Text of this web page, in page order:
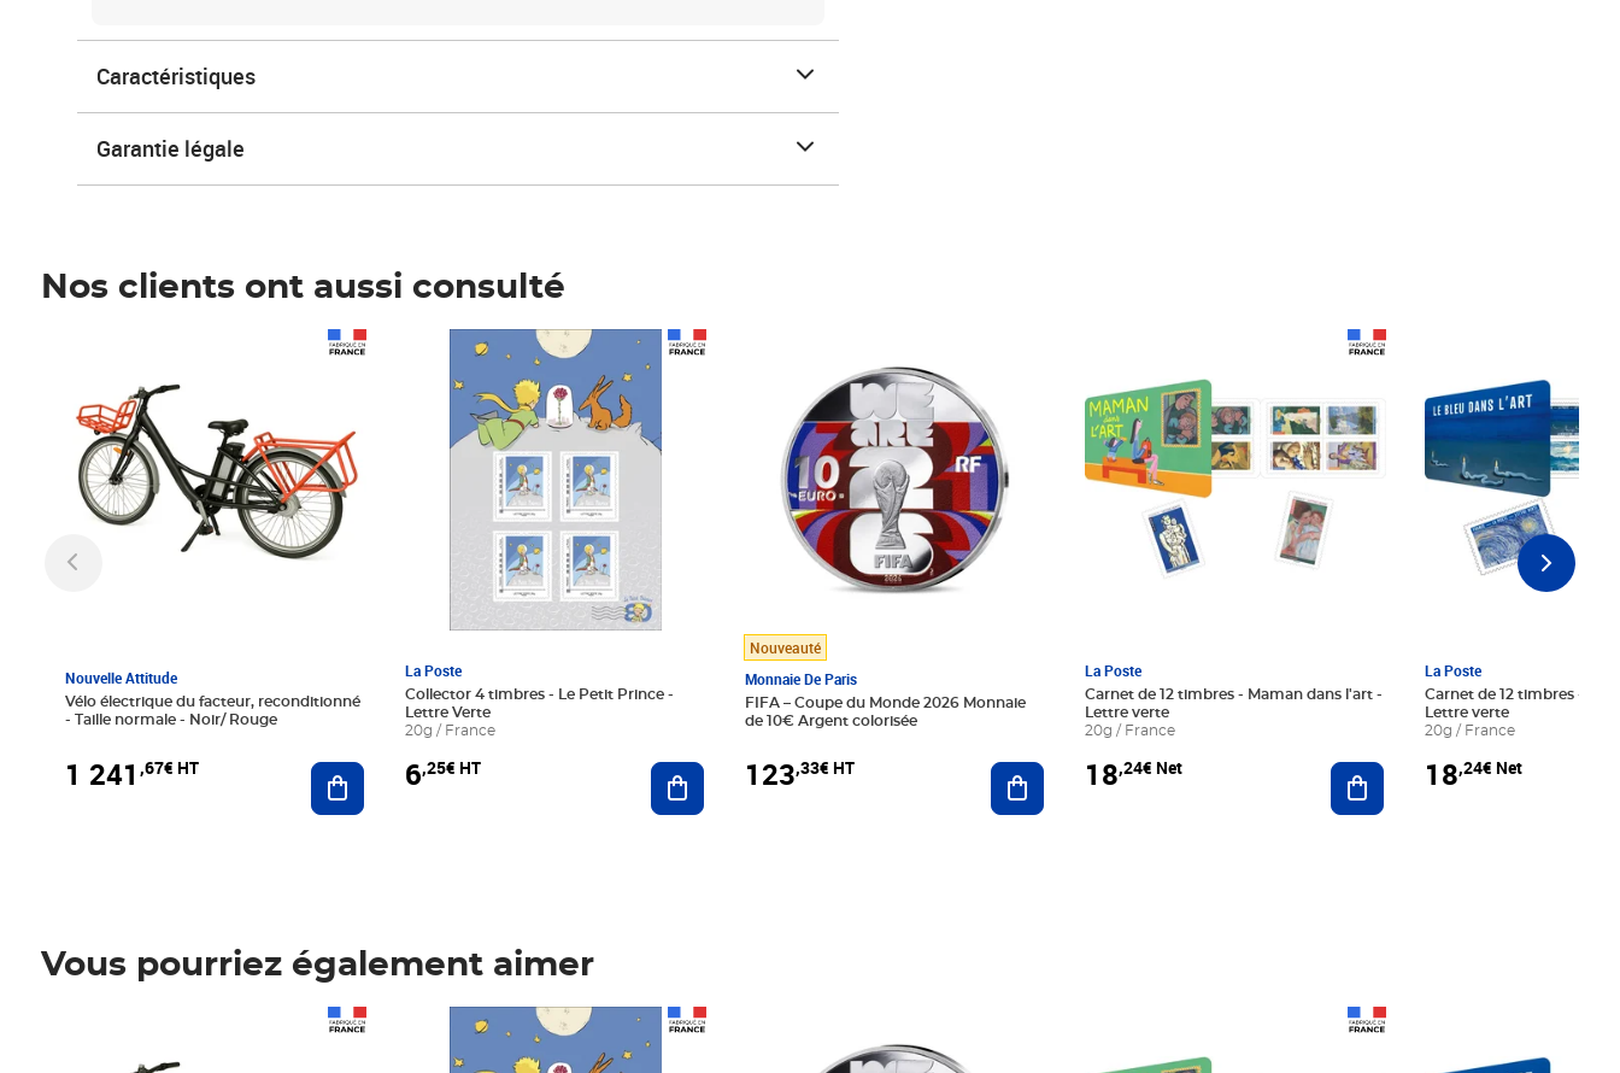
Caractéristiques
Garantie légale
Nos clients ont aussi consulté
Nouvelle Attitude
Vélo électrique du facteur, reconditionné
- Taille normale - Noir/ Rouge
1 241 ,67€ HT Ajouter au panier
La Poste
Collector 4 timbres - Le Petit Prince -
Lettre Verte
20g / France
6,25€ HT
Prix 6,25€ HT
Ajouter au panier
Nouveauté
Monnaie De Paris
FIFA – Coupe du Monde 2026 Monnaie
de 10€ Argent colorisée
123,33€ HT Ajouter au panier
La Poste
Carnet de 12 timbres - Maman dans l'art -
Lettre verte
20g / France
18,24€ Net Ajouter au panier
La Poste
Carnet de 12 timbres - Le
Lettre verte
20g / France
18,24€ Net
Vous pourriez également aimer
Prix 6,25€ HT